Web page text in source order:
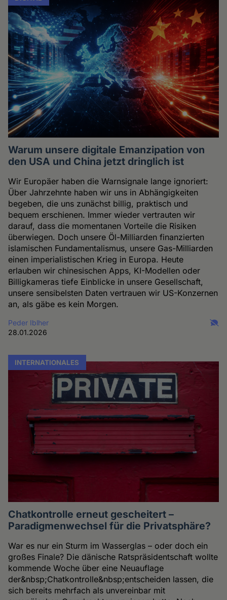
Warum unsere digitale Emanzipation von
den USA und China jetzt dringlich ist
Wir Europäer haben die Warnsignale lange ignoriert:
Über Jahrzehnte haben wir uns in Abhängigkeiten
begeben, die uns zunächst billig, praktisch und
bequem erschienen. Immer wieder vertrauten wir
darauf, dass die momentanen Vorteile die Risiken
überwiegen. Doch unsere Öl-Milliarden finanzierten
islamischen Fundamentalismus, unsere Gas-Milliarden
einen imperialistischen Krieg in Europa. Heute
erlauben wir chinesischen Apps, KI-Modellen oder
Billigkameras tiefe Einblicke in unsere Gesellschaft,
unsere sensibelsten Daten vertrauen wir US-Konzernen
an, als gäbe es kein Morgen.
Peder Iblher
28.01.2026
INTERNATIONALES
Chatkontrolle erneut gescheitert –
Paradigmenwechsel für die Privatsphäre?
War es nur ein Sturm im Wasserglas – oder doch ein
großes Finale? Die dänische Ratspräsidentschaft wollte
kommende Woche über eine Neuauflage
der&nbsp;Chatkontrolle&nbsp;entscheiden lassen, die
sich bereits mehrfach als unvereinbar mit